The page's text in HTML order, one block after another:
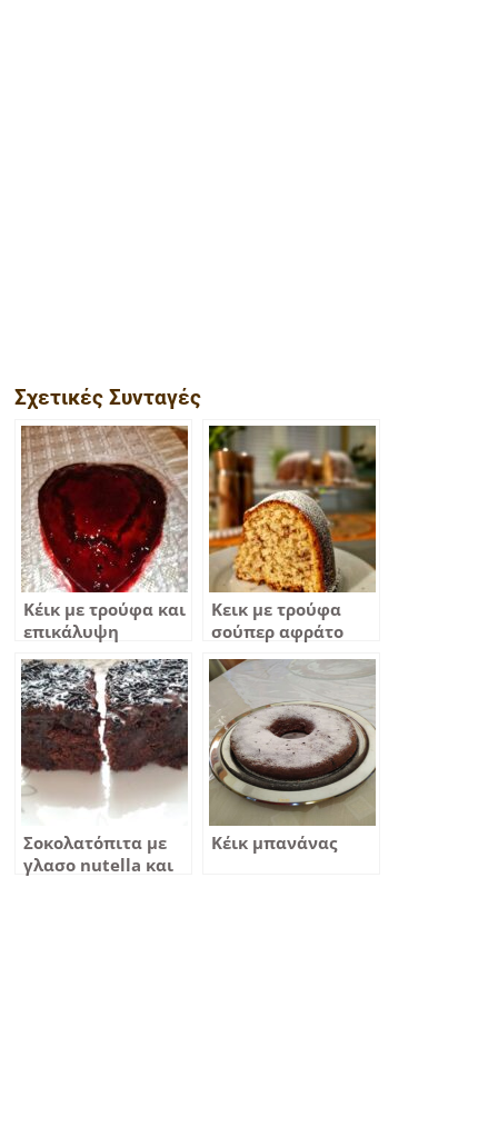
Σχετικές Συνταγές
Κέικ με τρούφα και
επικάλυψη
Κεικ με τρούφα
σούπερ αφράτο
Σοκολατόπιτα με
γλασο nutella και
Κέικ μπανάνας